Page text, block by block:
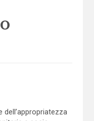
dell’appropriatezza